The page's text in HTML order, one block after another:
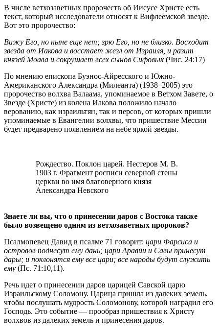
В числе ветхозаветных пророчеств об Иисусе Христе есть
текст, который исследователи относят к Вифлеемской звезде.
Вот это пророчество:
Вижу Его, но ныне еще нет; зрю Его, но не близко. Восходит
звезда от Иакова и восстает жезл от Израиля, и разит
князей Моава и сокрушает всех сынов Сифовых (Чис. 24:17)
По мнению епископа Буэнос-Айресского и Южно-
Американского Александра (Милеанта) (1938–2005) это
пророчество волхва Валаама, упоминаемое в Ветхом Завете, о
Звезде (Христе) из колена Иакова положило начало
верованию, как израильтян, так и персов, от которых пришли
упоминаемые в Евангелии волхвы, что пришествие Мессии
будет предварено появлением на небе яркой звезды.
Рождество. Поклон царей. Нестеров М. В.
1903 г. Фрагмент росписи северной стены
церкви во имя благоверного князя
Александра Невского
Знаете ли вы, что о принесении даров с Востока также
было возвещено одним из ветхозаветных пророков?
Псалмопевец Давид в псалме 71 говорит: цари Фарсиса и
островов поднесут ему дань; цари Аравии и Савы принесут
дары; и поклонятся ему все цари; все народы будут служить
ему (Пс. 71:10,11).
Речь идет о принесении даров царицей Савской царю
Израильскому Соломону. Царица пришла из далеких земель,
чтобы послушать мудрость Соломонову, которой наградил его
Господь. Это событие — прообраз пришествия к Христу
волхвов из далеких земель и принесения даров.